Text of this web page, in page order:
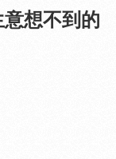
想不到的